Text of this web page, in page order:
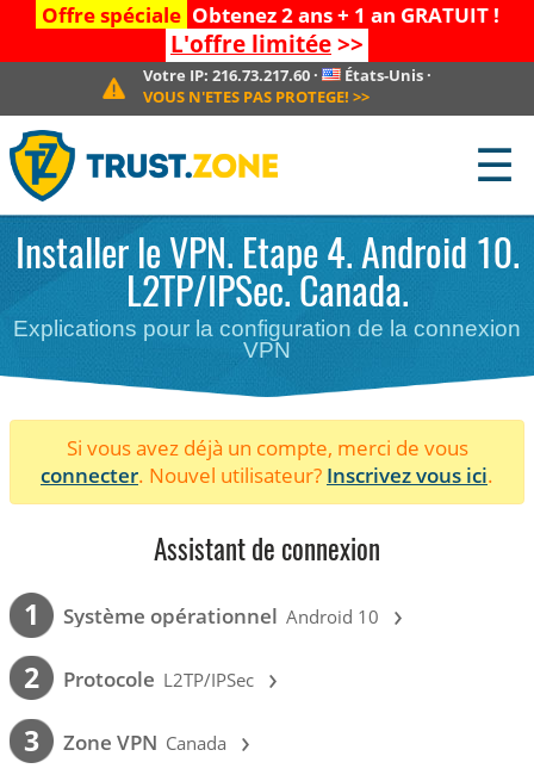
Offre spéciale Obtenez 2 ans + 1 an GRATUIT !
L'offre limitée>>
Votre IP:216.73.217.60 · États-Unis·
VOUS N'ETES PAS PROTEGE! >>
☰
Installer le VPN. Etape 4. Android 10.
L2TP/IPSec. Canada.
Explications pour la configuration de la connexion
VPN
Si vous avez déjà un compte, merci de vous
connecter. Nouvel utilisateur? Inscrivez vous ici.
Assistant de connexion
1 Système opérationnel Android 10 ›
2 Protocole L2TP/IPSec ›
3 Zone VPN Canada ›